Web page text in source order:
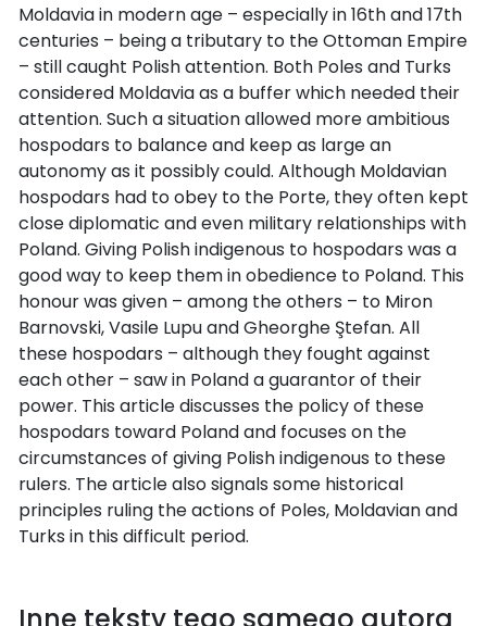
Moldavia in modern age – especially in 16th and 17th
centuries – being a tributary to the Ottoman Empire
– still caught Polish attention. Both Poles and Turks
considered Moldavia as a buffer which needed their
attention. Such a situation allowed more ambitious
hospodars to balance and keep as large an
autonomy as it possibly could. Although Moldavian
hospodars had to obey to the Porte, they often kept
close diplomatic and even military relationships with
Poland. Giving Polish indigenous to hospodars was a
good way to keep them in obedience to Poland. This
honour was given – among the others – to Miron
Barnovski, Vasile Lupu and Gheorghe Ştefan. All
these hospodars – although they fought against
each other – saw in Poland a guarantor of their
power. This article discusses the policy of these
hospodars toward Poland and focuses on the
circumstances of giving Polish indigenous to these
rulers. The article also signals some historical
principles ruling the actions of Poles, Moldavian and
Turks in this difficult period.